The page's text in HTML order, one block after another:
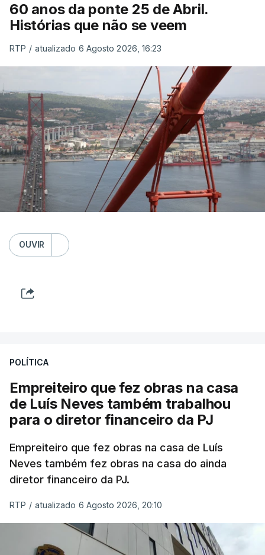
60 anos da ponte 25 de Abril.
Histórias que não se veem
RTP / atualizado 6 Agosto 2026, 16:23
OUVIR
POLÍTICA
Empreiteiro que fez obras na casa
de Luís Neves também trabalhou
para o diretor financeiro da PJ
Empreiteiro que fez obras na casa de Luís
Neves também fez obras na casa do ainda
diretor financeiro da PJ.
RTP / atualizado 6 Agosto 2026, 20:10